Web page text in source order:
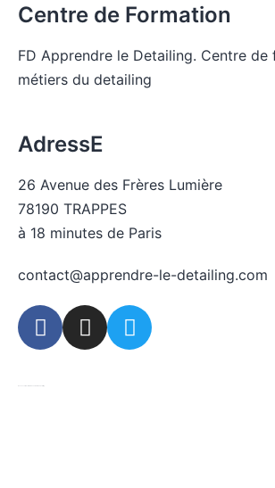
Centre de Formation
FD Apprendre le Detailing. Centre de
métiers du detailing
AdressE
26 Avenue des Frères Lumière
78190 TRAPPES
à 18 minutes de Paris
contact@apprendre-le-detailing.com